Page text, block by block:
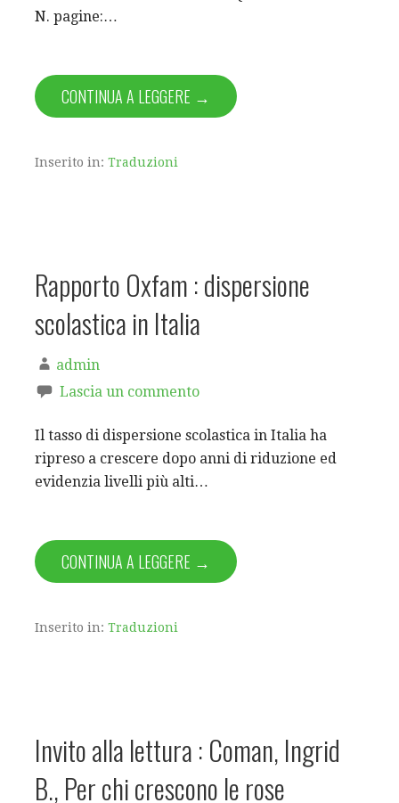
N. pagine:…
CONTINUA A LEGGERE →
Inserito in: Traduzioni
Rapporto Oxfam : dispersione
scolastica in Italia
admin
Lascia un commento
Il tasso di dispersione scolastica in Italia ha
ripreso a crescere dopo anni di riduzione ed
evidenzia livelli più alti…
CONTINUA A LEGGERE →
Inserito in: Traduzioni
Invito alla lettura : Coman, Ingrid
B., Per chi crescono le rose